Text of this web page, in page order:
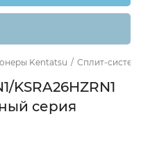
Kentatsu / Сплит-
KSRA26HZRN1
серия